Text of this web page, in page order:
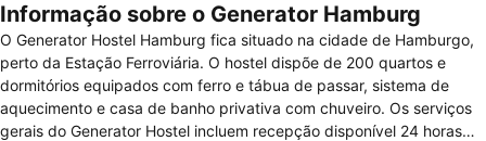
Informação sobre o Generator Hamburg
O Generator Hostel Hamburg fica situado na cidade de Hamburgo,
perto da Estação Ferroviária. O hostel dispõe de 200 quartos e
dormitórios equipados com ferro e tábua de passar, sistema de
aquecimento e casa de banho privativa com chuveiro. Os serviços
gerais do Generator Hostel incluem recepção disponível 24 horas